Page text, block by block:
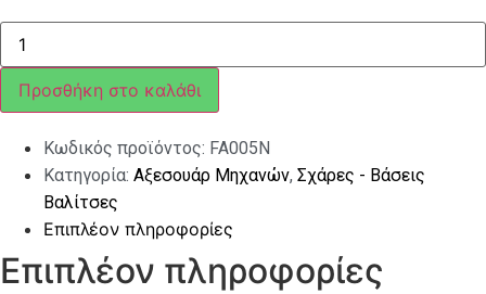
ΣΧΑΡΑ
ΜΠΡΟΣΤΙΝΗ
FA
ΜΑΥΡΗ
ΓΙΑ
VESPA
ποσότητα
Προσθήκη στο καλάθι
Κωδικός προϊόντος: FA005N
Κατηγορία: Αξεσουάρ Μηχανών, Σχάρες - Βάσεις
Βαλίτσες
Επιπλέον πληροφορίες
Επιπλέον πληροφορίες